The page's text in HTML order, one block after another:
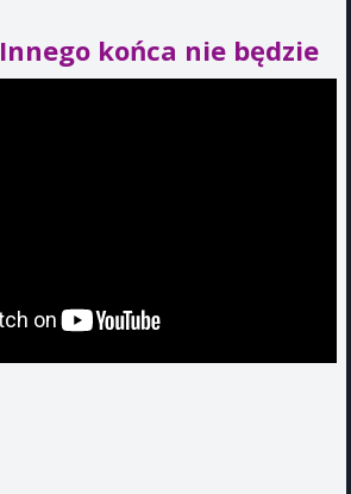
Innego końca nie będzie